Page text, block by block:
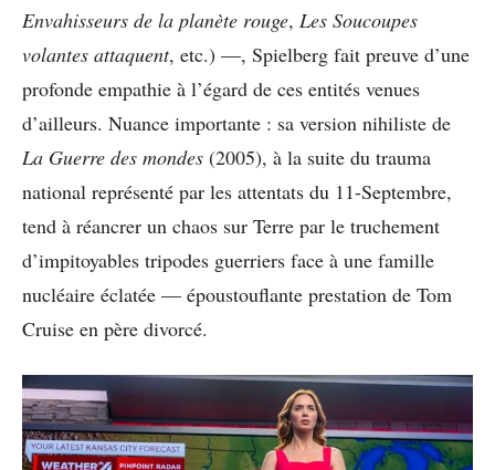
Envahisseurs de la planète rouge, Les Soucoupes
volantes attaquent, etc.) —, Spielberg fait preuve d’une
profonde empathie à l’égard de ces entités venues
d’ailleurs. Nuance importante : sa version nihiliste de
La Guerre des mondes (2005), à la suite du trauma
national représenté par les attentats du 11-Septembre,
tend à réancrer un chaos sur Terre par le truchement
d’impitoyables tripodes guerriers face à une famille
nucléaire éclatée — époustouflante prestation de Tom
Cruise en père divorcé.